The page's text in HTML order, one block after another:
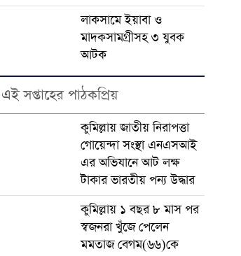
লাকসামে ইয়াবা ও
মাদকসামগ্রীসহ ৩ যুবক
আটক
এই সপ্তাহের পাঠকপ্রিয়
কুমিল্লায় জাতীয় নিরাপত্তা
গোয়েন্দা সংস্থা এনএসআই
এর অভিযানে আট লক্ষ
টাকার ভারতীয় পন্য উদ্ধার
কুমিল্লায় ১ বছর ৮ মাস পর
স্বজনরা খুঁজে পেলেন
মমতাজ বেগম(৬৬)কে